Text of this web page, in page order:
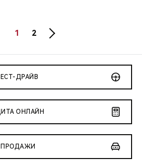
1 2
ДРАЙВ
ОНЛАЙН
ПРОДАЖИ